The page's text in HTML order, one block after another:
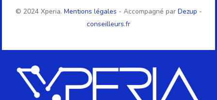
© 2024 Xperia. Mentions légales - Accompagné par Dezup -
conseilleurs.fr